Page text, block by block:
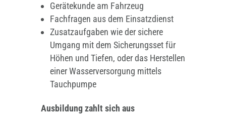
Gerätekunde am Fahrzeug
Fachfragen aus dem Einsatzdienst
Zusatzaufgaben wie der sichere
Umgang mit dem Sicherungsset für
Höhen und Tiefen, oder das Herstellen
einer Wasserversorgung mittels
Tauchpumpe
Ausbildung zahlt sich aus